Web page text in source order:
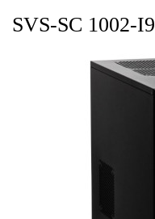
SVS-SC 1002-I9